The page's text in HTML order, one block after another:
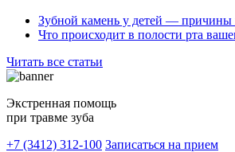
Зубной камень у детей — причины
Что происходит в полости рта
Читать все статьи
Экстренная помощь
при травме зуба
+7 (3412) 312-100 Записаться на прием